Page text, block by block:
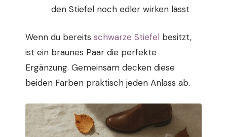
den Stiefel noch edler wirken lässt
Wenn du bereits schwarze Stiefel besitzt,
ist ein braunes Paar die perfekte
Ergänzung. Gemeinsam decken diese
beiden Farben praktisch jeden Anlass ab.